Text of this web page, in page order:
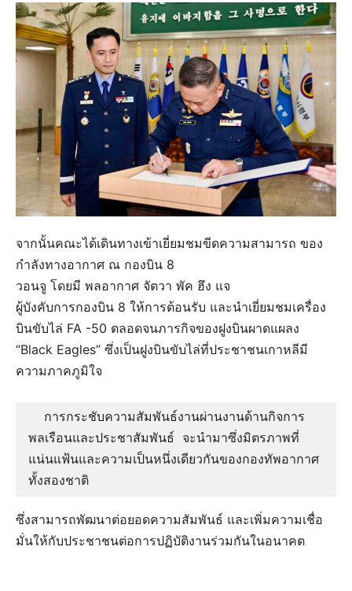
จากนั้นคณะได้เดินทางเข้าเยี่ยมชมขีดความสามารถ ของ
กำลังทางอากาศ ณ กองบิน 8
วอนจู โดยมี พลอากาศ จัตวา พัค ฮึง แจ
ผู้บังคับการกองบิน 8 ให้การต้อนรับ และนำเยี่ยมชมเครื่อง
บินขับไล่ FA -50 ตลอดจนภารกิจของฝูงบินผาดแผลง
“Black Eagles” ซึ่งเป็นฝูงบินขับไล่ที่ประชาชนเกาหลีมี
ความภาคภูมิใจ
พลเรือนและประชาสัมพันธ์ จะนำมาซึ่งมิตรภาพที่
แน่นแฟ้นและความเป็นหนึ่งเดียวกันของกองทัพอากาศ
ทั้งสองชาติ
ซึ่งสามารถพัฒนาต่อยอดความสัมพันธ์ และเพิ่มความเชื่อ
มั่นให้กับประชาชนต่อการปฏิบัติงานร่วมกันในอนาคต